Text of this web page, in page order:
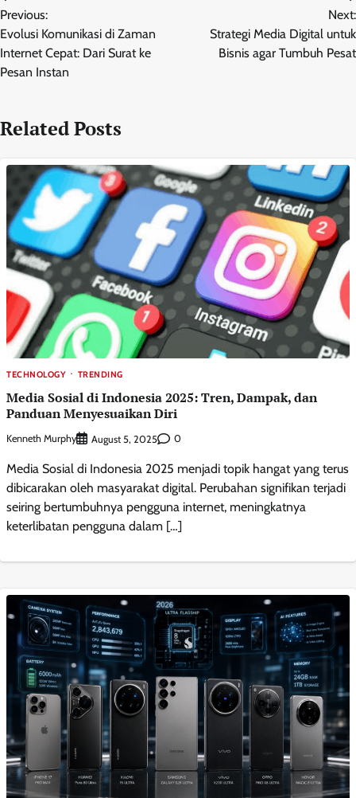
navigation
Previous:
Evolusi Komunikasi di Zaman
Internet Cepat: Dari Surat ke
Pesan Instan
Next:
Strategi Media Digital untuk
Bisnis agar Tumbuh Pesat
Related Posts
TECHNOLOGY TRENDING
Media Sosial di Indonesia 2025: Tren, Dampak, dan
Panduan Menyesuaikan Diri
Kenneth Murphy August 5, 2025 0
Media Sosial di Indonesia 2025 menjadi topik hangat yang terus
dibicarakan oleh masyarakat digital. Perubahan signifikan terjadi
seiring bertumbuhnya pengguna internet, meningkatnya
keterlibatan pengguna dalam […]